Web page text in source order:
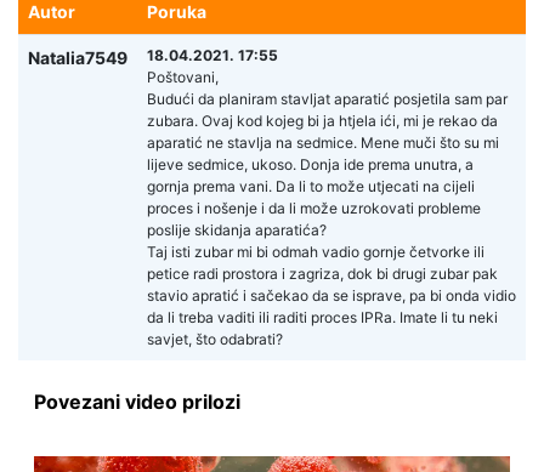
Autor Poruka
Natalia7549
18.04.2021. 17:55
Poštovani,
Budući da planiram stavljat aparatić posjetila sam par
zubara. Ovaj kod kojeg bi ja htjela ići, mi je rekao da
aparatić ne stavlja na sedmice. Mene muči što su mi
lijeve sedmice, ukoso. Donja ide prema unutra, a
gornja prema vani. Da li to može utjecati na cijeli
proces i nošenje i da li može uzrokovati probleme
poslije skidanja aparatića?
Taj isti zubar mi bi odmah vadio gornje četvorke ili
petice radi prostora i zagriza, dok bi drugi zubar pak
stavio apratić i sačekao da se isprave, pa bi onda vidio
da li treba vaditi ili raditi proces IPRa. Imate li tu neki
savjet, što odabrati?
Povezani video prilozi